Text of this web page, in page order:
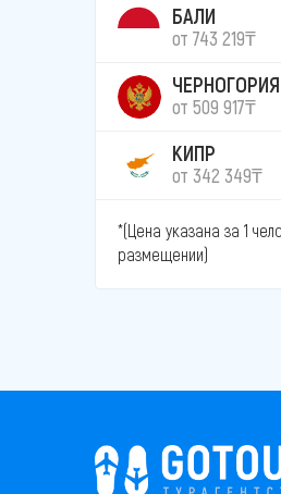
БАЛИ
от 743 219₸
ЧЕРНОГОРИЯ
от 509 917₸
КИПР
от 342 349₸
*(Цена указана за 1
размещении)